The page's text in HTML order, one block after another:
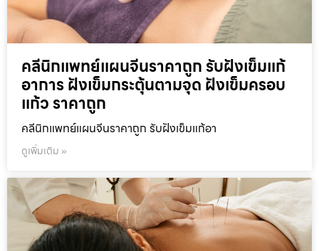
คลีนิกแพทย์แผนจีนราคาถูก รับฝังเข็มแก้
อาการ ฝังเข็มกระตุ้นตามจุด ฝังเข็มครอบ
แก้ว ราคาถูก
คลีนิกแพทย์แผนจีนราคาถูก รับฝังเข็มแก้อา
ดูเพิ่มเติม »